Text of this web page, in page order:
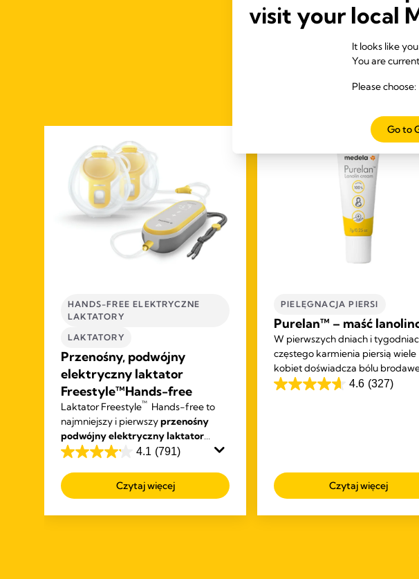
HANDS-FREE ELEKTRYCZNE
LAKTATORY
LAKTATORY
Przenośny, podwójny
elektryczny laktator
Freestyle™Hands-free
Laktator Freestyle™ Hands-free to
najmniejszy i pierwszyprzenośny
podwójny elektryczny laktator
marki Medela
zaprojektowany tak, że
wykonywać także inne czynności.
4.1 (791)
4.1
na
5
Czytaj więcej
PIELĘGNACJA PIERSI
Purelan™ – maść
W pierwszych dniach i
częstego karmienia piersią wiele
kobiet doświadcza bólu
sutkowych. Maść lanolinowa
4.6 (327)
4.6
Recenzji
Czytaj więcej
visit your local
It looks like
You are
Please choose:
Go to